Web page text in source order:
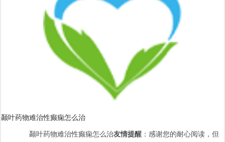
颞叶药物难治性癫痫怎么治
颞叶药物难治性癫痫怎么治友情提醒 ：感谢您的耐心阅读，但